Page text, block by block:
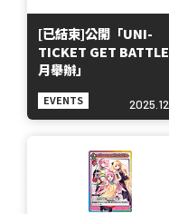
[已結束]公開「UNI-
TICKET GET
月舉辦」
EVENTS